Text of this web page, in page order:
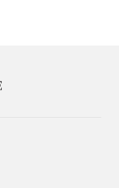
KONTAKTINFORMASJON